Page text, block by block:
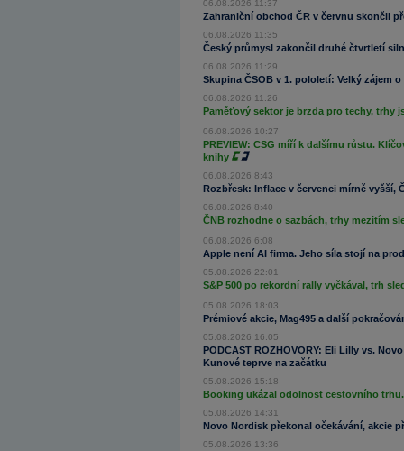
06.08.2026 11:37
Zahraniční obchod ČR v červnu skončil
06.08.2026 11:35
Český průmysl zakončil druhé čtvrtletí
06.08.2026 11:29
Skupina ČSOB v 1. pololetí: Velký zájem
06.08.2026 11:26
Paměťový sektor je brzda pro techy, trhy
06.08.2026 10:27
PREVIEW: CSG míří k dalšímu růstu.
knihy
06.08.2026 8:43
Rozbřesk: Inflace v červenci mírně vyšší,
06.08.2026 8:40
ČNB rozhodne o sazbách, trhy mezitím
06.08.2026 6:08
Apple není AI firma. Jeho síla stojí na
05.08.2026 22:01
S&P 500 po rekordní rally vyčkával, trh
05.08.2026 18:03
Prémiové akcie, Mag495 a další
05.08.2026 16:05
PODCAST ROZHOVORY: Eli Lilly vs.
Kunové teprve na začátku
05.08.2026 15:18
Booking ukázal odolnost cestovního
05.08.2026 14:31
Novo Nordisk překonal očekávání, akcie
05.08.2026 13:36